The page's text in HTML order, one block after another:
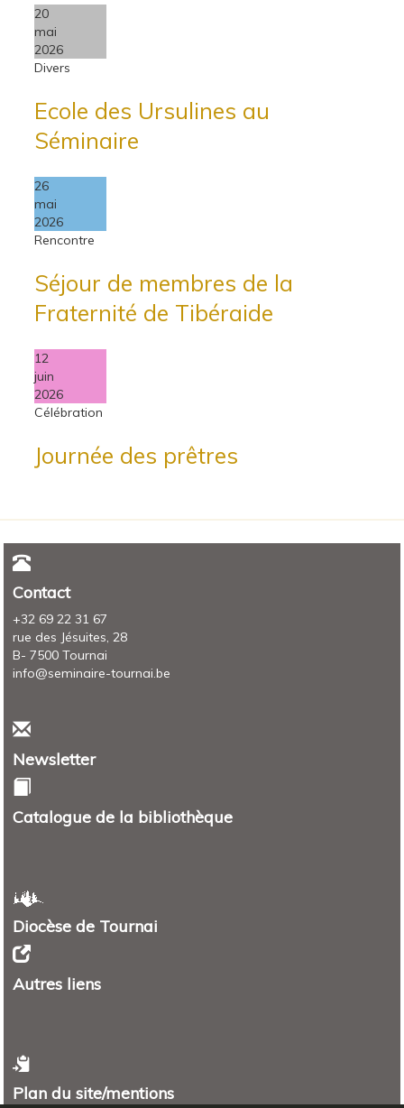
20
mai
2026
Divers
Ecole des Ursulines au
Séminaire
26
mai
2026
Rencontre
Séjour de membres de la
Fraternité de Tibéraide
12
juin
2026
Célébration
Journée des prêtres
Contact
+32 69 22 31 67
rue des Jésuites, 28
B- 7500 Tournai
info@seminaire-tournai.be
Newsletter
Catalogue de la bibliothèque
Diocèse de Tournai
Autres liens
Plan du site/mentions